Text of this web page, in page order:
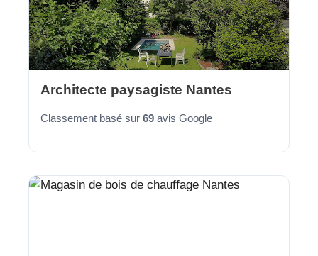
Architecte paysagiste Nantes
Classement basé sur 69 avis Google